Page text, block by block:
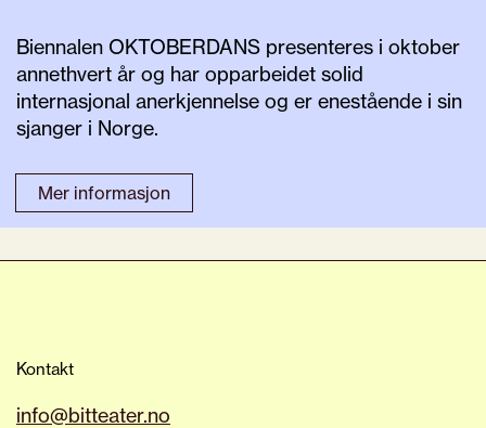
Biennalen OKTOBERDANS presenteres i oktober
annethvert år og har opparbeidet solid
internasjonal anerkjennelse og er enestående i sin
sjanger i Norge.
Mer informasjon
Kontakt
info@bitteater.no